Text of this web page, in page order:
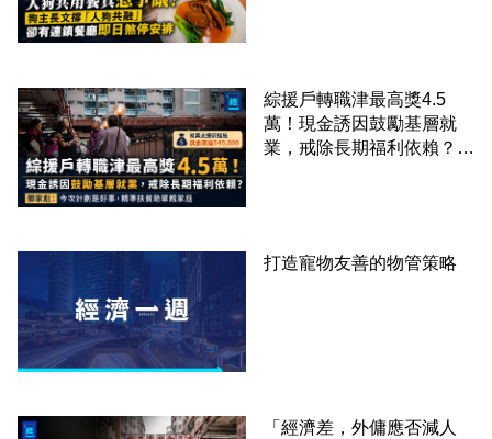
綜援戶轉職津最高獎4.5
萬！現金誘因鼓勵基層就
業，戒除長期福利依賴？鄧
打造寵物友善的物管策略
「經濟差，外傭應否減人